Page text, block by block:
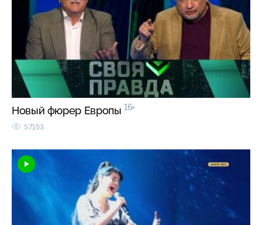
Новый фюрер Европы 16+
57153